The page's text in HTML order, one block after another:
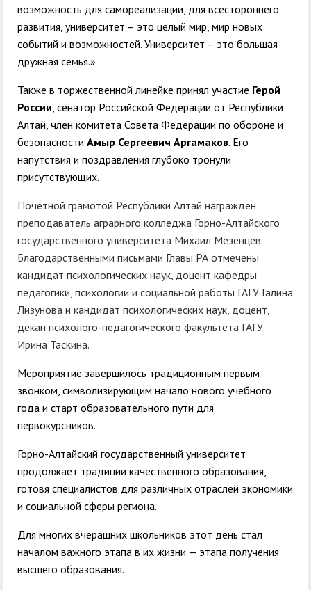
возможность для самореализации, для всестороннего
развития, университет – это целый мир, мир новых
событий и возможностей. Университет – это большая
дружная семья.»
Также в торжественной линейке принял участие Герой
России, сенатор Российской Федерации от Республики
Алтай, член комитета Совета Федерации по обороне и
безопасности Амыр Сергеевич Аргамаков. Его
напутствия и поздравления глубоко тронули
присутствующих.
Почетной грамотой Республики Алтай награжден
преподаватель аграрного колледжа Горно-Алтайского
государственного университета Михаил Мезенцев.
Благодарственными письмами Главы РА отмечены
кандидат психологических наук, доцент кафедры
педагогики, психологии и социальной работы ГАГУ Галина
Лизунова и кандидат психологических наук, доцент,
декан психолого-педагогического факультета ГАГУ
Ирина Таскина.
Мероприятие завершилось традиционным первым
звонком, символизирующим начало нового учебного
года и старт образовательного пути для
первокурсников.
Горно-Алтайский государственный университет
продолжает традиции качественного образования,
готовя специалистов для различных отраслей экономики
и социальной сферы региона.
Для многих вчерашних школьников этот день стал
началом важного этапа в их жизни — этапа получения
высшего образования.